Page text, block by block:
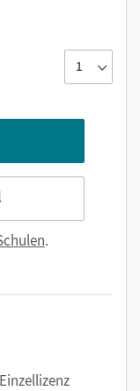
.